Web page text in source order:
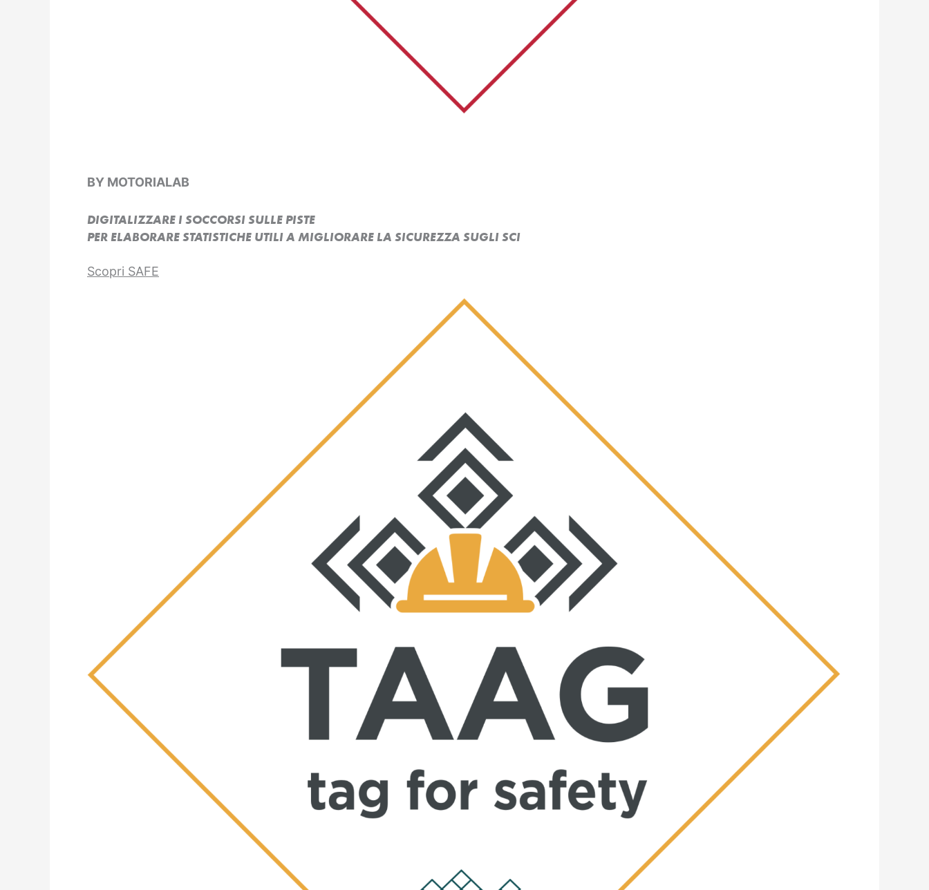
BY MOTORIALAB
DIGITALIZZARE I SOCCORSI SULLE PISTE
PER ELABORARE STATISTICHE UTILI A MIGLIORARE LA SICUREZZA SUGLI SCI
Scopri SAFE